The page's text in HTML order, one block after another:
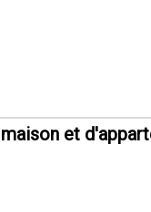
et